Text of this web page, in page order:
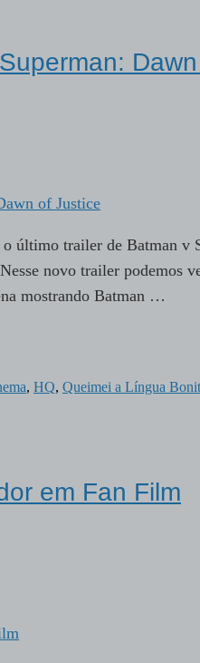
o último trailer de Batman
novo trailer podemos
mostrando Batman …
, HQ, Queimei a Língua
em Fan Film